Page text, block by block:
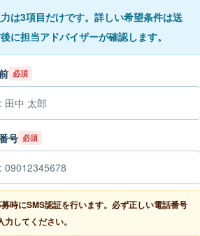
は3項目だけです。詳しい希望条件は送
に担当アドバイザーが確認します。
必須
号 必須
時にSMS認証を行います。必ず正しい電話番号
力してください。